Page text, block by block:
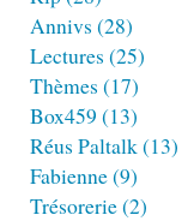
Annivs (28)
Lectures (25)
Thèmes (17)
Box459 (13)
Réus Paltalk(13)
Fabienne(9)
Trésorerie(2)